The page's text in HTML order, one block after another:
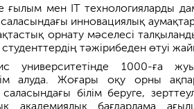
ғылым мен IT технологияларды
инновациялық
орнату мәселесі
тәжірибеден өтуі
университетінде 1000-ға
алуда. Жоғары оқу орны
білім беруге,
бағдарлама